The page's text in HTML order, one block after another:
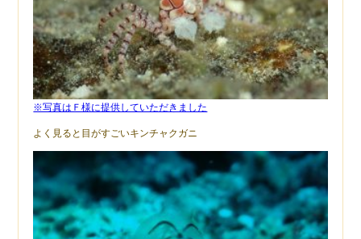
※写真はＦ様に提供していただきました
よく見ると目がすごいキンチャクガニ